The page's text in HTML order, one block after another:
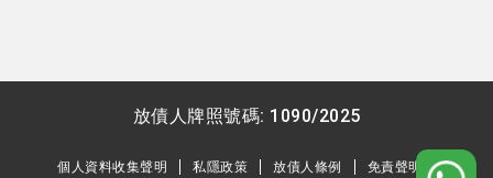
放債人牌照號碼: 1090/2025
個人資料收集聲明 私隱政策 放債人條例 免責聲明